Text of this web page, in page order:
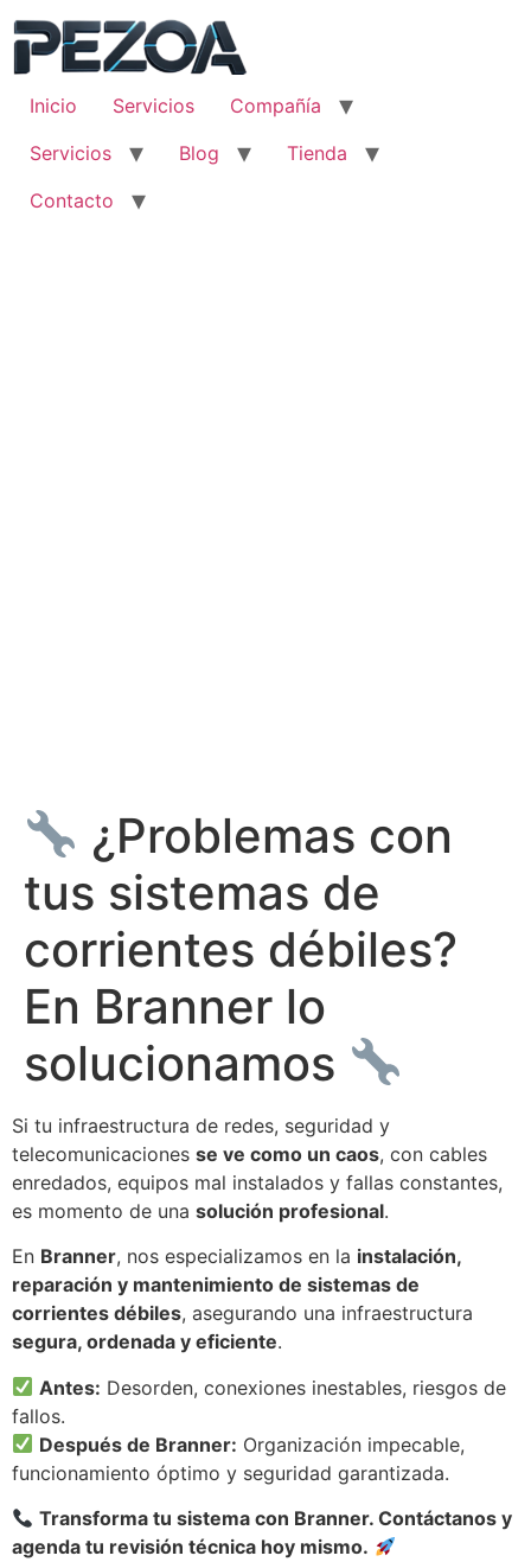
contenido
Inicio
Servicios
Compañía
Servicios
Blog
Tienda
Contacto
¿Problemas con
tus sistemas de
corrientes débiles?
En Branner lo
solucionamos
Si tu infraestructura de redes, seguridad y
telecomunicaciones se ve como un caos, con cables
enredados, equipos mal instalados y fallas constantes,
es momento de una solución profesional.
En Branner, nos especializamos en la instalación,
reparación y mantenimiento de sistemas de
corrientes débiles, asegurando una infraestructura
segura, ordenada y eficiente.
Antes: Desorden, conexiones inestables, riesgos de
fallos.
Después de Branner: Organización impecable,
funcionamiento óptimo y seguridad garantizada.
Transforma tu sistema con Branner. Contáctanos y
agenda tu revisión técnica hoy mismo.